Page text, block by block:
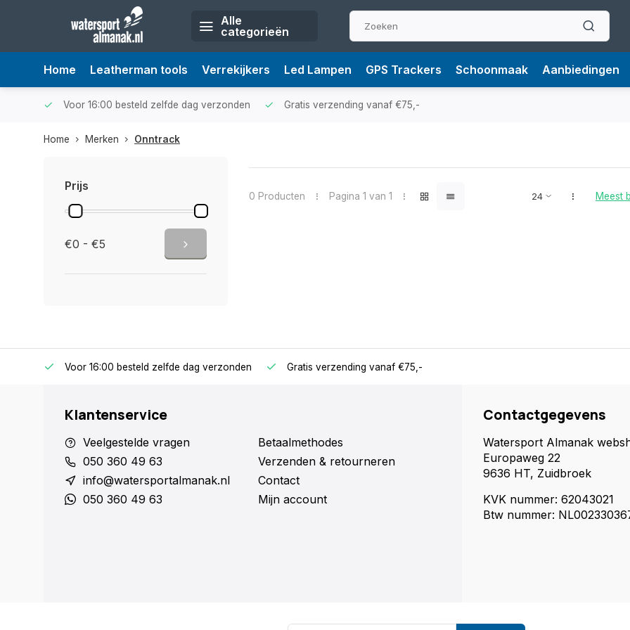
Alle
categorieën
Home Leatherman tools Verrekijkers Led Lampen GPS Trackers Schoonmaak Aanbiedingen
Voor 16:00 besteld zelfde dag verzonden Gratis verzending vanaf €75,-
Home Merken Onntrack
Prijs
€0 - €5
0 Producten Pagina 1 van 1 Meest
Voor 16:00 besteld zelfde dag verzonden Gratis verzending vanaf €75,-
Klantenservice
Veelgestelde vragen
050 360 49 63
info@watersportalmanak.nl
050 360 49 63
Betaalmethodes
Verzenden & retourneren
Contact
Mijn account
Contactgegevens
Watersport Almanak
Europaweg 22
9636 HT, Zuidbroek
KVK nummer: 62043021
Btw nummer: